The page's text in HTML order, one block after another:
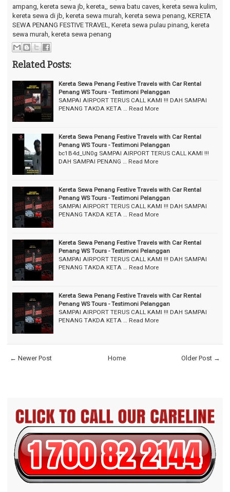
ampang, kereta sewa jb, kereta,, sewa batu caves, kereta sewa kulim,
kereta sewa di jb, kereta sewa murah, kereta sewa penang, KERETA
SEWA PENANG FESTIVE TRAVEL, Kereta sewa pulau pinang, kereta
sewa murah, kereta sewa penang
Related Posts:
Kereta Sewa Penang Festive Travels with Car Rental
Penang WS Tours - Testimoni Pelanggan
SAMPAI AIRPORT TERUS CALL KAMI !!! DAH SAMPAI
PENANG TAKDA KETA … Read More
Kereta Sewa Penang Festive Travels with Car Rental
Penang WS Tours - Testimoni Pelanggan
bc1B4d_UN0g SAMPAI AIRPORT TERUS CALL KAMI !!!
DAH SAMPAI PENANG … Read More
Kereta Sewa Penang Festive Travels with Car Rental
Penang WS Tours - Testimoni Pelanggan
SAMPAI AIRPORT TERUS CALL KAMI !!! DAH SAMPAI
PENANG TAKDA KETA … Read More
Kereta Sewa Penang Festive Travels with Car Rental
Penang WS Tours - Testimoni Pelanggan
SAMPAI AIRPORT TERUS CALL KAMI !!! DAH SAMPAI
PENANG TAKDA KETA … Read More
Kereta Sewa Penang Festive Travels with Car Rental
Penang WS Tours - Testimoni Pelanggan
SAMPAI AIRPORT TERUS CALL KAMI !!! DAH SAMPAI
PENANG TAKDA KETA … Read More
← Newer Post Older Post →
Home